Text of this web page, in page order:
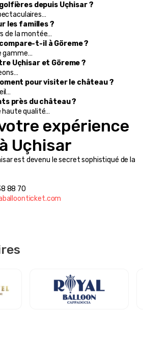
depuis Uçhisar ?
les familles ?
de la montée…
t-il à Göreme ?
gamme…
Uçhisar et Göreme ?
pour visiter le château ?
près du château ?
haute qualité…
expérience
Uçhisar
est devenu le secret sophistiqué de la
88 70